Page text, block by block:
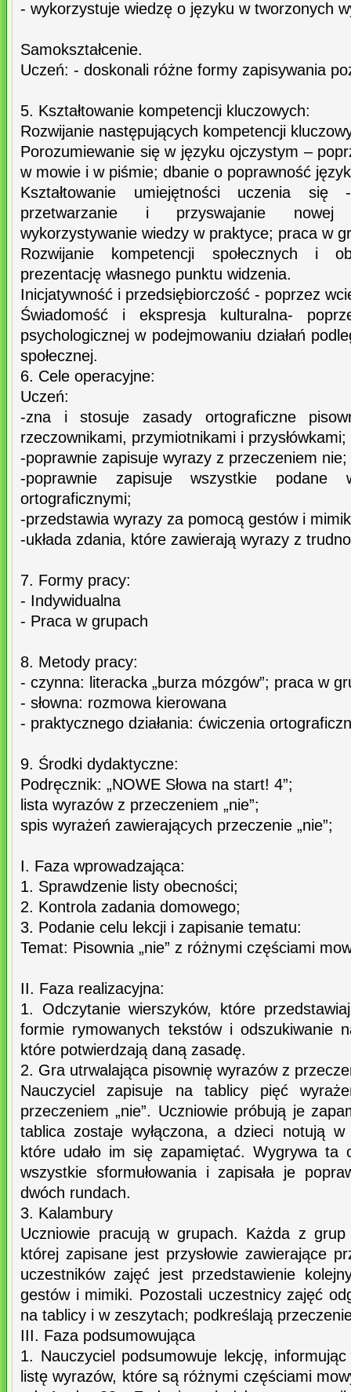
- wykorzystuje wiedzę o języku w tworzonych
Samokształcenie.
Uczeń: - doskonali różne formy zapisywania
5. Kształtowanie kompetencji kluczowych:
Rozwijanie następujących kompetencji
Porozumiewanie się w języku ojczystym –
w mowie i w piśmie; dbanie o poprawność
Kształtowanie umiejętności uczenia się
przetwarzanie i przyswajanie nowej
wykorzystywanie wiedzy w praktyce; praca w
Rozwijanie kompetencji społecznych i
prezentację własnego punktu widzenia.
Inicjatywność i przedsiębiorczość - poprzez
Świadomość i ekspresja kulturalna-
psychologicznej w podejmowaniu działań
społecznej.
6. Cele operacyjne:
Uczeń:
-zna i stosuje zasady ortograficzne
rzeczownikami, przymiotnikami i przysłówkami;
-poprawnie zapisuje wyrazy z przeczeniem nie;
-poprawnie zapisuje wszystkie podane
ortograficznymi;
-przedstawia wyrazy za pomocą gestów i
-układa zdania, które zawierają wyrazy z
7. Formy pracy:
- Indywidualna
- Praca w grupach
8. Metody pracy:
- czynna: literacka „burza mózgów”; praca w
- słowna: rozmowa kierowana
- praktycznego działania: ćwiczenia
9. Środki dydaktyczne:
Podręcznik: „NOWE Słowa na start! 4”;
lista wyrazów z przeczeniem „nie”;
spis wyrażeń zawierających przeczenie „nie”;
I. Faza wprowadzająca:
1. Sprawdzenie listy obecności;
2. Kontrola zadania domowego;
3. Podanie celu lekcji i zapisanie tematu:
Temat: Pisownia „nie” z różnymi częściami
II. Faza realizacyjna:
1. Odczytanie wierszyków, które
formie rymowanych tekstów i odszukiwanie
które potwierdzają daną zasadę.
2. Gra utrwalająca pisownię wyrazów z
Nauczyciel zapisuje na tablicy pięć
przeczeniem „nie”. Uczniowie próbują je
tablica zostaje wyłączona, a dzieci notują
które udało im się zapamiętać. Wygrywa ta
wszystkie sformułowania i zapisała je
dwóch rundach.
3. Kalambury
Uczniowie pracują w grupach. Każda z
której zapisane jest przysłowie zawierające
uczestników zajęć jest przedstawienie
gestów i mimiki. Pozostali uczestnicy zajęć
na tablicy i w zeszytach; podkreślają
III. Faza podsumowująca
1. Nauczyciel podsumowuje lekcję,
listę wyrazów, które są różnymi częściami